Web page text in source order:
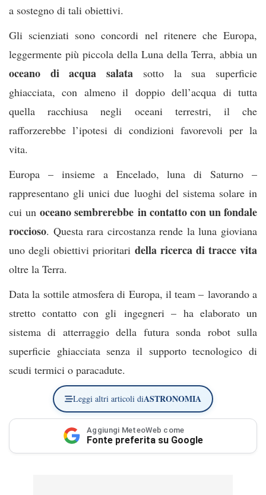
a sostegno di tali obiettivi.
Gli scienziati sono concordi nel ritenere che Europa,
leggermente più piccola della Luna della Terra, abbia un
oceano di acqua salata sotto la sua superficie
ghiacciata, con almeno il doppio dell’acqua di tutta
quella racchiusa negli oceani terrestri, il che
rafforzerebbe l’ipotesi di condizioni favorevoli per la
vita.
Europa – insieme a Encelado, luna di Saturno –
rappresentano gli unici due luoghi del sistema solare in
cui unoceano sembrerebbe in contatto con un fondale
roccioso. Questa rara circostanza rende la luna gioviana
uno degli obiettivi prioritari della ricerca di tracce vita
oltre la Terra.
Data la sottile atmosfera di Europa, il team – lavorando a
stretto contatto con gli ingegneri – ha elaborato un
sistema di atterraggio della futura sonda robot sulla
superficie ghiacciata senza il supporto tecnologico di
scudi termici o paracadute.
Leggi altri articoli diASTRONOMIA
Aggiungi MeteoWeb come
Fonte preferita su Google